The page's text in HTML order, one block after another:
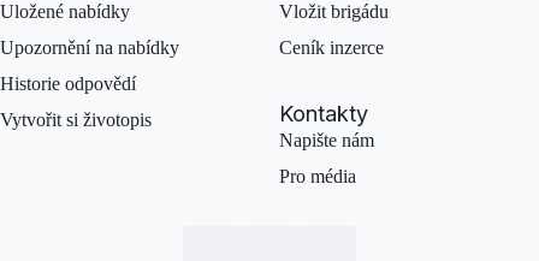
Uložené nabídky
Upozornění na nabídky
Historie odpovědí
Vytvořit si životopis
Vložit brigádu
Ceník inzerce
Kontakty
Napište nám
Pro média